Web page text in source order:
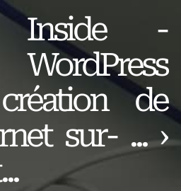
Inside -
de
sur- ... ›